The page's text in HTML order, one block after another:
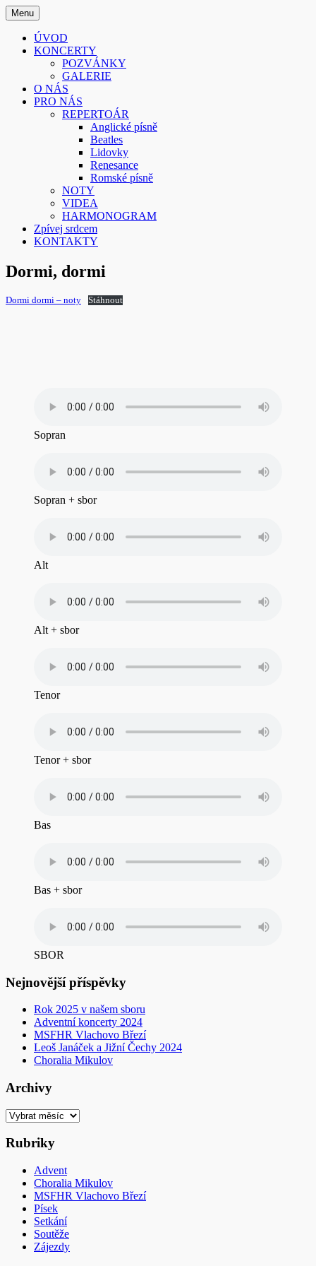
Skip
to
content
Sborissimo
Smíšený pěvecký sbor z Písku
Menu
ÚVOD
KONCERTY
POZVÁNKY
GALERIE
O NÁS
PRO NÁS
REPERTOÁR
Anglické písně
Beatles
Lidovky
Renesance
Romské písně
NOTY
VIDEA
HARMONOGRAM
Zpívej srdcem
KONTAKTY
Dormi, dormi
Dormi dormi – noty Stáhnout
Sopran
Sopran + sbor
Alt
Alt + sbor
Tenor
Tenor + sbor
Bas
Bas + sbor
SBOR
Nejnovější příspěvky
Rok 2025 v našem sboru
Adventní koncerty 2024
MSFHR Vlachovo Březí
Leoš Janáček a Jižní Čechy 2024
Choralia Mikulov
Archivy
Archivy
Rubriky
Advent
Choralia Mikulov
MSFHR Vlachovo Březí
Písek
Setkání
Soutěže
Zájezdy